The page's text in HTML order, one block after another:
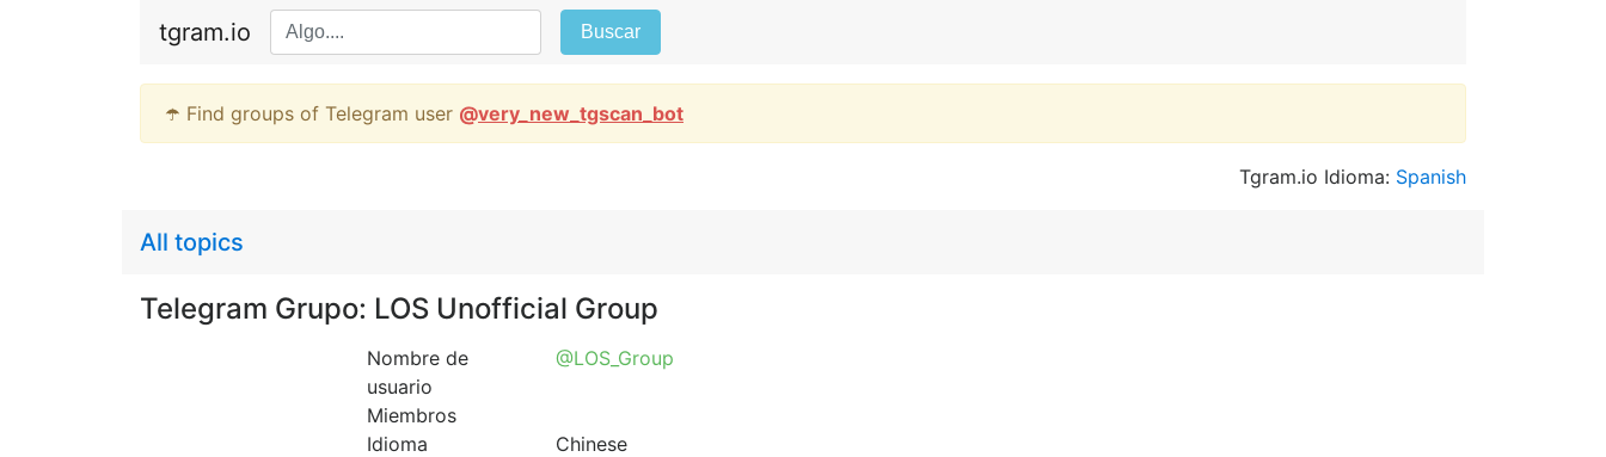
tgram.io Buscar
☂️ Find groups of Telegram user @very_new_tgscan_bot
Tgram.io Idioma: Spanish
All topics
Telegram Grupo: LOS Unofficial Group
Nombre de
usuario
@LOS_Group
Miembros
Idioma
Chinese